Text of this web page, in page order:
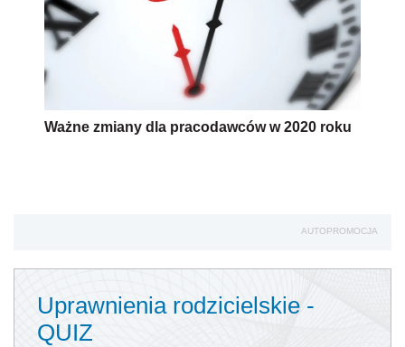
Ważne zmiany dla pracodawców w 2020 roku
AUTOPROMOCJA
Uprawnienia rodzicielskie -
QUIZ